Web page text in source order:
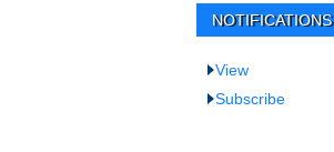
NOTIFICATIONS
View
Subscribe